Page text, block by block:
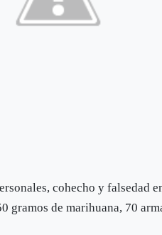
cohecho y falsedad
gramos de marihuana, 70